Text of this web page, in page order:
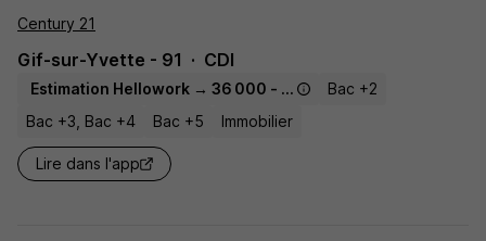
Century 21
Gif-sur-Yvette - 91 CDI
Estimation Hellowork → 36 000 - 58 400 € / an
Bac +2
Bac +3, Bac +4
Bac +5 Immobilier
Lire dans l'app